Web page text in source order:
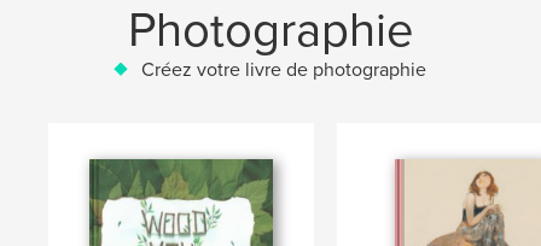
Photographie
Créez votre livre de photographie